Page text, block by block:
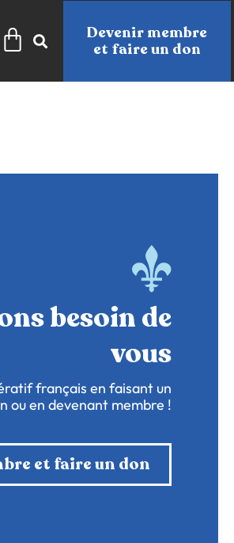
Panier
Devenir membre
et faire un don
besoin de
vous
français en faisant un
ou en devenant membre !
et faire un don